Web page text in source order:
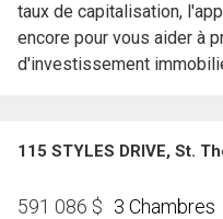
taux de capitalisation,
encore pour vous aider à
d'investissement
115 STYLES DRIVE, St.
591 086 $ 3 Chambres